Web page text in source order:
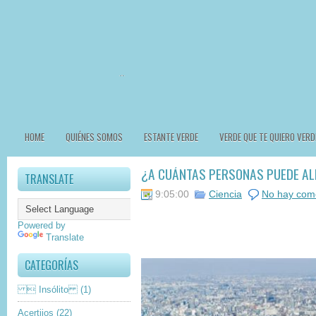
HOME QUIÉNES SOMOS ESTANTE VERDE VERDE QUE TE QUIERO
TRANSLATE
Powered by
Translate
CATEGORÍAS
 Insólito (1)
Acertijos (22)
¿A CUÁNTAS PERSONAS PUEDE
9:05:00 Ciencia No hay